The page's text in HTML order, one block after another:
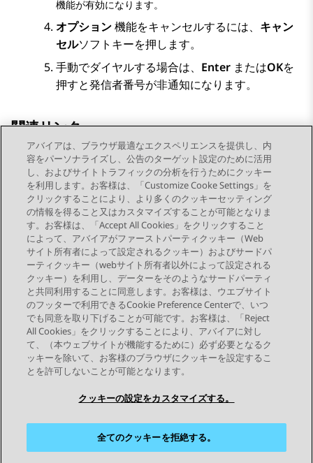
機能が有効になります。
オプション機能をキャンセルするには、 キャン
セルソフトキーを押します。
手動でダイヤルする場合は、 Enter またはOKを
押すと発信者番号が非通知になります。
関連リンク
機能ターゲットを使用して転送先番号を選択する
Send Feedback
トピックナビゲーション
前のトピック 次のトピック
つながりを保つ
サイトマップ 利用規約 プライバシー
アバイアは、ブラウザ最適なエクスペリエンスを提供し、内
容をパーソナライズし、公告のターゲット設定のために活用
し、およびサイトトラフィックの分析を行うためにクッキー
を利用します。お客様は、「Customize Cooke Settings」を
クリックすることにより、より多くのクッキーセッティング
の情報を得ること又はカスタマイズすることが可能となりま
す。お客様は、「Accept All Cookies」をクリックすること
によって、アバイアがファーストパーティクッキー（Web
サイト所有者によって設定されるクッキー）およびサードパ
ーティクッキー（webサイト所有者以外によって設定される
クッキー）を利用し、データーをそのようなサードパーティ
と共同利用することに同意します。お客様は、ウエブサイト
のフッターで利用できるCookie Preference Centerで、いつ
でも同意を取り下げることが可能です。お客様は、「Reject
All Cookies」をクリックすることにより、アバイアに対し
て、（本ウェブサイトが機能するために）必ず必要となるク
ッキーを除いて、お客様のブラウザにクッキーを設定するこ
とを許可しないことが可能となります。
クッキーの設定をカスタマイズする。
全てのクッキーを拒絶する。